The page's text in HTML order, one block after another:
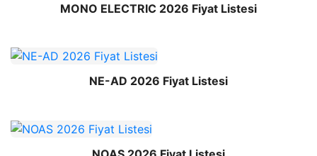
MONO ELECTRIC 2026 Fiyat Listesi
NE-AD 2026 Fiyat Listesi